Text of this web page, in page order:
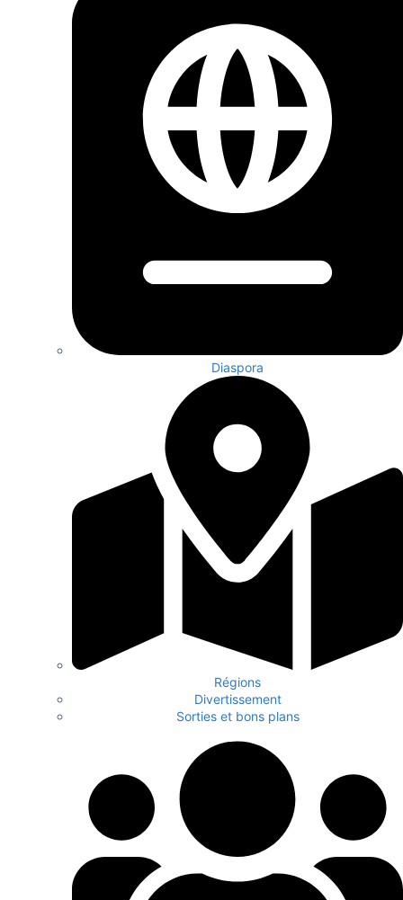
Diaspora
Régions
Divertissement
Sorties et bons plans